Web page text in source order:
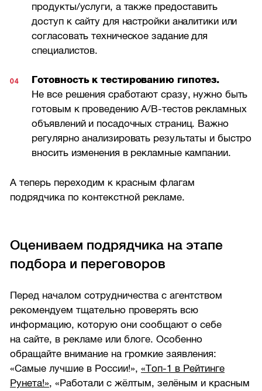
продукты/услуги, а также предоставить
доступ к сайту для настройки аналитики или
согласовать техническое задание для
специалистов.
Готовность к тестированию гипотез.
Не все решения сработают сразу, нужно быть
готовым к проведению A/B-тестов рекламных
объявлений и посадочных страниц. Важно
регулярно анализировать результаты и быстро
вносить изменения в рекламные кампании.
А теперь переходим к красным флагам
подрядчика по контекстной рекламе.
Оцениваем подрядчика на этапе
подбора и переговоров
Перед началом сотрудничества с агентством
рекомендуем тщательно проверять всю
информацию, которую они сообщают о себе
на сайте, в рекламе или блоге. Особенно
обращайте внимание на громкие заявления:
«Самые лучшие в России!»,«Топ-1 в Рейтинге
Рунета!», «Работали с жёлтым, зелёным и красным